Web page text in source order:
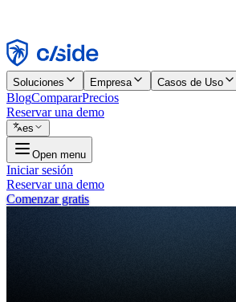
Rechazar
Soluciones Empresa Casos de Uso
BlogCompararPrecios
Reservar una demo
es
Open menu
Iniciar sesión
Reservar una demo
Comenzar gratis